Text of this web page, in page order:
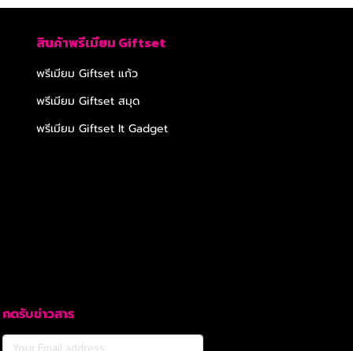
สินค้าพรีเมียม Giftset
พรีเมียม Giftset แก้ว
พรีเมียม Giftset สมุด
พรีเมียม Giftset It Gadget
กดรับข่าวสาร